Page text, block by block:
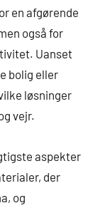
en afgørende
også for
Uanset
bolig eller
løsninger
vejr.
aspekter
der
og